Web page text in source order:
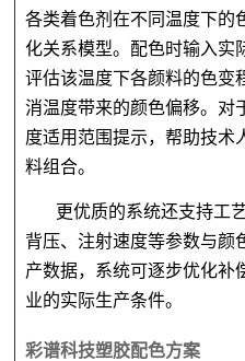
各类着色剂在不同温度下的
化关系模型。配色时输入实
评估该温度下各颜料的色变
消温度带来的颜色偏移。对
度适用范围提示，帮助技术
料组合。
更优质的系统还支持工
背压、注射速度等参数与颜
产数据，系统可逐步优化补
业的实际生产条件。
彩谱科技塑胶配色方案